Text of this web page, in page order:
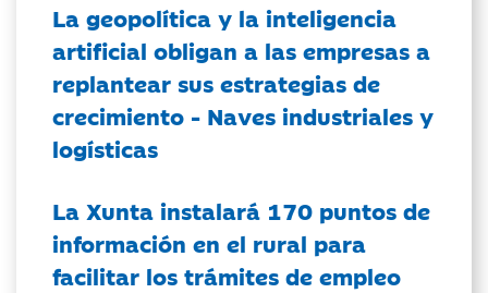
La geopolítica y la inteligencia
artificial obligan a las empresas a
replantear sus estrategias de
crecimiento - Naves industriales y
logísticas
La Xunta instalará 170 puntos de
información en el rural para
facilitar los trámites de empleo